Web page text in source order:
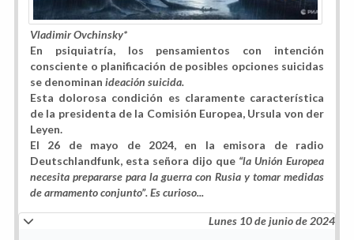
Vladimir Ovchinsky*
En psiquiatría, los pensamientos con intención
consciente o planificación de posibles opciones suicidas
se denominan ideación suicida.
Esta dolorosa condición es claramente característica
de la presidenta de la Comisión Europea, Ursula von der
Leyen.
El 26 de mayo de 2024, en la emisora ​​de radio
Deutschlandfunk, esta señora dijo que “la Unión Europea
necesita prepararse para la guerra con Rusia y tomar medidas
de armamento conjunto”. Es curioso...
Lunes 10 de junio de 2024